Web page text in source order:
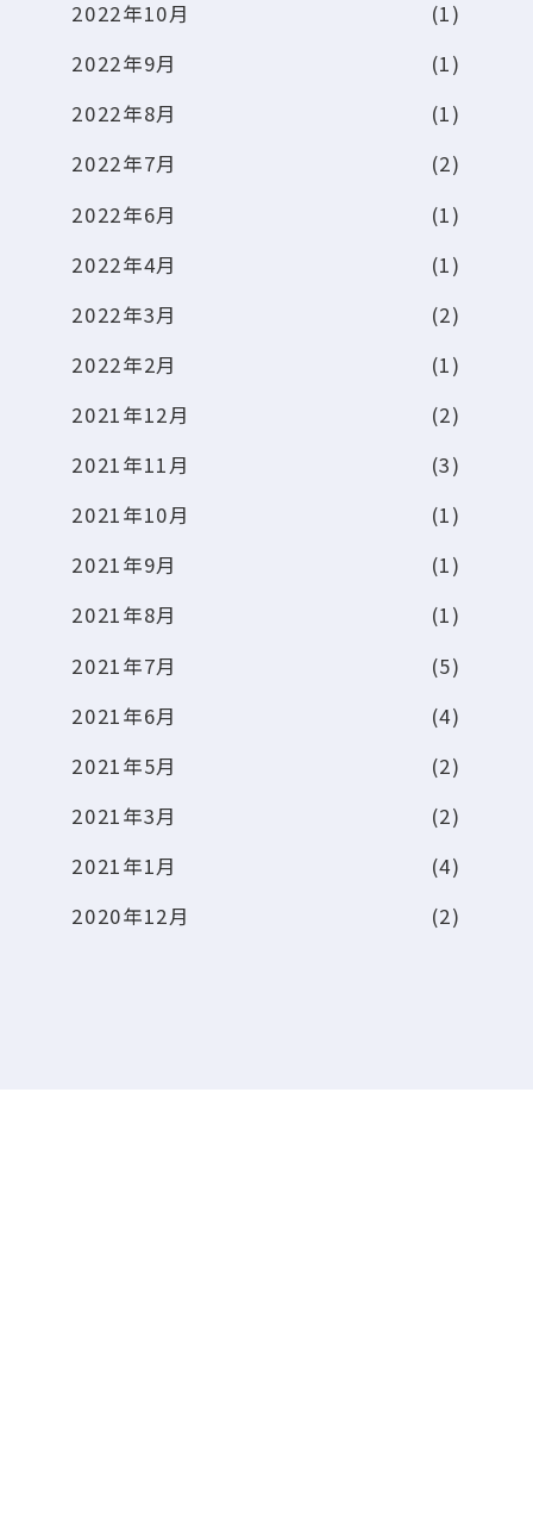
2022年10月
(1)
2022年9月
(1)
2022年8月
(1)
2022年7月
(2)
2022年6月
(1)
2022年4月
(1)
2022年3月
(2)
2022年2月
(1)
2021年12月
(2)
2021年11月
(3)
2021年10月
(1)
2021年9月
(1)
2021年8月
(1)
2021年7月
(5)
2021年6月
(4)
2021年5月
(2)
2021年3月
(2)
2021年1月
(4)
2020年12月
(2)